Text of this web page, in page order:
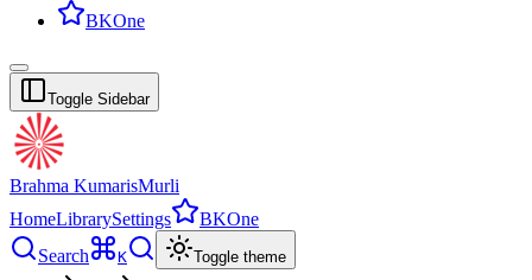
BKOne
Toggle Sidebar
Brahma KumarisMurli
HomeLibrarySettings
BKOne
Search
K Toggle theme